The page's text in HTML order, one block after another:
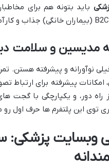
مدیسین و سلامت
نوآورانه و پیشرفته هستن.
، امکانات پیشرفته برای ارتباط
راه دور، و یکپارچگی با گجت
توی این پلتفرم ها حرف اول رو
وبسایت پزشکی: